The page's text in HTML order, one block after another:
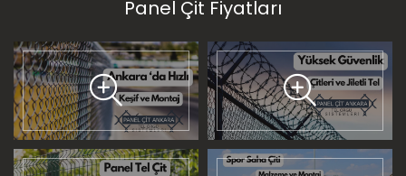
Panel Çit Fiyatları